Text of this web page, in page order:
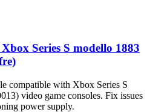
Series S modello 1883
compatible with Xbox Series S
video game consoles. Fix issues
power supply.